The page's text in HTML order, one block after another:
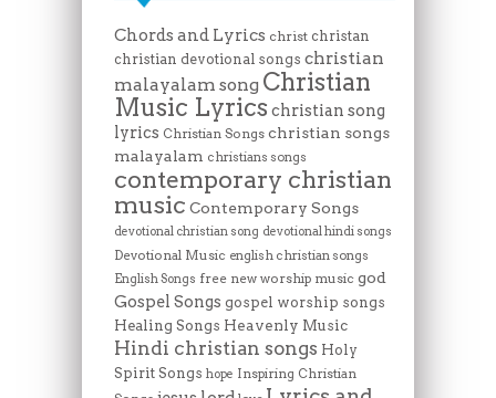
Chords and Lyrics christ christan
christian devotional songs christian
malayalam song Christian
Music Lyrics christian song
lyrics Christian Songs christian songs
malayalam christians songs
contemporary christian
music Contemporary Songs
devotional christian song devotional hindi songs
Devotional Music english christian songs
English Songs free new worship music god
Gospel Songs gospel worship songs
Healing Songs Heavenly Music
Hindi christian songs Holy
Spirit Songs hope Inspiring Christian